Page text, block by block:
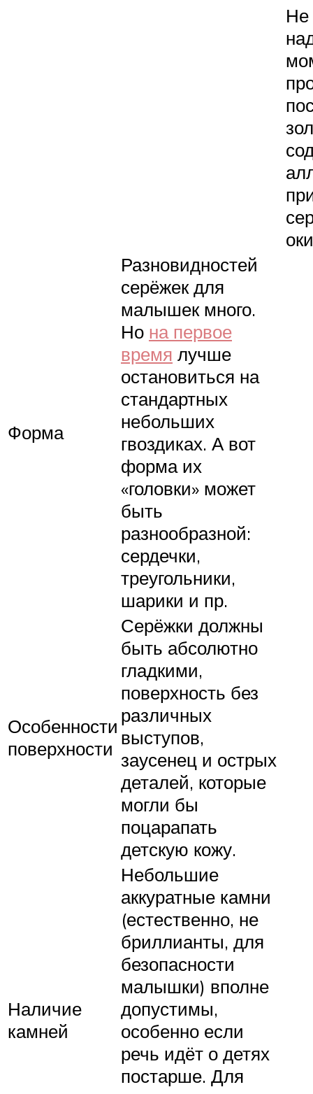
Не
Форма
Разновидностей
серёжек для
малышек много.
Но на первое
время лучше
остановиться на
стандартных
небольших
гвоздиках. А вот
форма их
«головки» может
быть
разнообразной:
сердечки,
треугольники,
шарики и пр.
Особенности
поверхности
Серёжки должны
быть абсолютно
гладкими,
поверхность без
различных
выступов,
заусенец и острых
деталей, которые
могли бы
поцарапать
детскую кожу.
Наличие
камней
Небольшие
аккуратные камни
(естественно, не
бриллианты, для
безопасности
малышки) вполне
допустимы,
особенно если
речь идёт о детях
постарше. Для